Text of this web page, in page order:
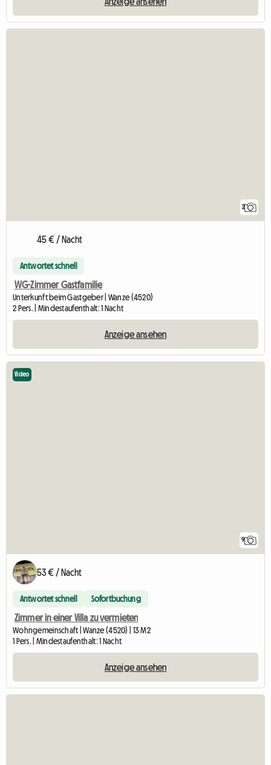
2
45 € / Nacht
Antwortet schnell
WG-Zimmer Gastfamilie
Unterkunft beim Gastgeber | Wanze (4520)
2 Pers. | Mindestaufenthalt: 1 Nacht
Anzeige ansehen
9
Video
53 € / Nacht
Antwortet schnell Sofortbuchung
Zimmer in einer Villa zu vermieten
Wohngemeinschaft | Wanze (4520) | 13 M2
1 Pers. | Mindestaufenthalt: 1 Nacht
Anzeige ansehen